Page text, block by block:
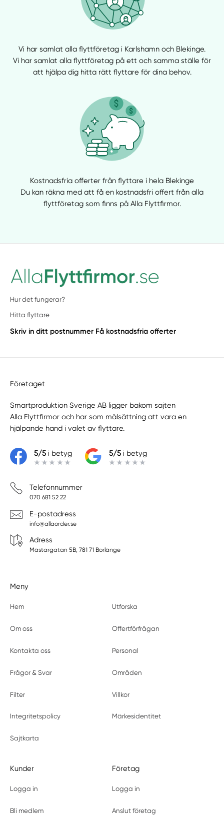
Vi har samlat alla flyttföretag i Karlshamn och Blekinge.
Vi har samlat alla flyttföretag på ett och samma ställe för
att hjälpa dig hitta rätt flyttare för dina behov.
Kostnadsfria offerter från flyttare i hela Blekinge
Du kan räkna med att få en kostnadsfri offert från alla
flyttföretag som finns på Alla Flyttfirmor.
Hur det fungerar?
Hitta flyttare
Skriv in ditt postnummer Få kostnadsfria offerter
Företaget
Smartproduktion Sverige AB ligger bakom sajten
Alla Flyttfirmor och har som målsättning att vara en
hjälpande hand i valet av flyttare.
5/5i betyg 5/5i betyg
Telefonnummer
070 681 52 22
E-postadress
info@allaorder.se
Adress
Mästargatan 5B, 781 71 Borlänge
Meny
Hem Utforska
Om oss Offertförfrågan
Kontakta oss Personal
Frågor & Svar Områden
Filter Villkor
Integritetspolicy Märkesidentitet
Sajtkarta
Kunder
Logga in
Bli medlem
Företag
Logga in
Anslut företag